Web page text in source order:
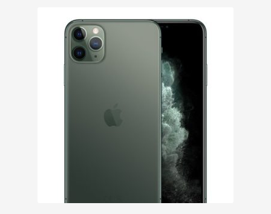
DOSTAWA I ZWROTY
POLITYKA PRYWATNOŚCI
REGULAMIN SKLEPU